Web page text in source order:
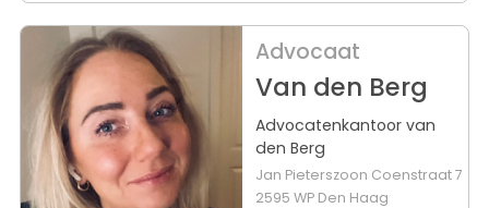
Advocaat
Van den Berg
Advocatenkantoor van
den Berg
Jan Pieterszoon Coenstraat 7
2595 WP Den Haag